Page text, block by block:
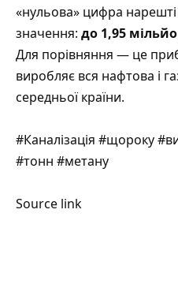
«нульова» цифра
значення: до 1,95
Для порівняння — це
виробляє вся нафтова і
середньої країни.
#Каналізація #щороку
#тонн #метану
Source link